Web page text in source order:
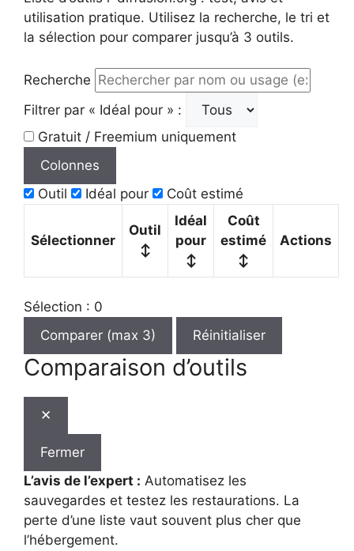
utilisation pratique. Utilisez la recherche, le tri et
la sélection pour comparer jusqu’à 3 outils.
Recherche
Filtrer par « Idéal pour » :
Gratuit / Freemium uniquement
Colonnes
Outil
Idéal pour Coût estimé
Sélectionner
Outil
↕
Idéal
pour
↕
Coût
estimé
↕
Actions
Sélection : 0
Comparer (max 3)
Réinitialiser
Comparaison d’outils
✕
Fermer
L’avis de l’expert : Automatisez les
sauvegardes et testez les restaurations. La
perte d’une liste vaut souvent plus cher que
l’hébergement.